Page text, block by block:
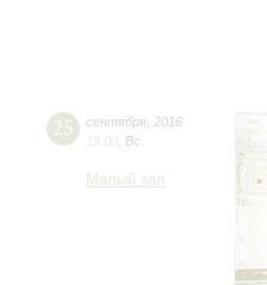
25 сентября 2016
19:00 Вс
Малый зал